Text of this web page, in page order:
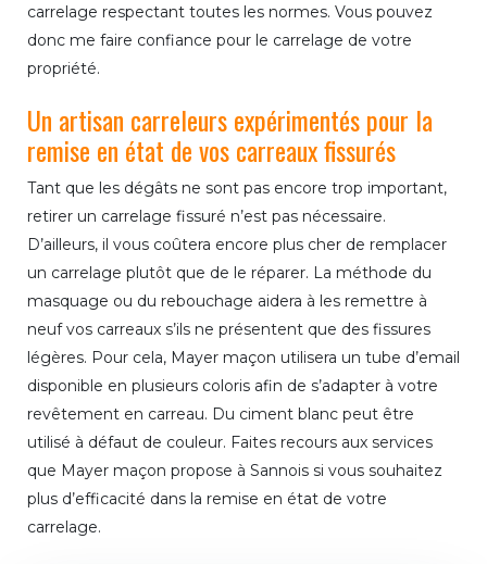
carrelage respectant toutes les normes. Vous pouvez
donc me faire confiance pour le carrelage de votre
propriété.
Un artisan carreleurs expérimentés pour la
remise en état de vos carreaux fissurés
Tant que les dégâts ne sont pas encore trop important,
retirer un carrelage fissuré n’est pas nécessaire.
D’ailleurs, il vous coûtera encore plus cher de remplacer
un carrelage plutôt que de le réparer. La méthode du
masquage ou du rebouchage aidera à les remettre à
neuf vos carreaux s’ils ne présentent que des fissures
légères. Pour cela, Mayer maçon utilisera un tube d’email
disponible en plusieurs coloris afin de s’adapter à votre
revêtement en carreau. Du ciment blanc peut être
utilisé à défaut de couleur. Faites recours aux services
que Mayer maçon propose à Sannois si vous souhaitez
plus d’efficacité dans la remise en état de votre
carrelage.